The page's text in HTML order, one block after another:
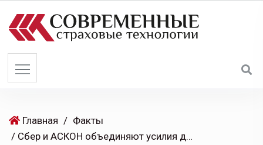
Главная / Факты
/ Сбер и АСКОН объединяют усилия для внедрения ИИ в промышленность